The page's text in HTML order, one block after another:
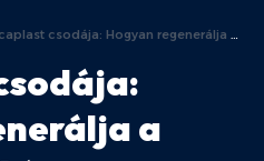
csodája: Hogyan regenerálja a bőröd, kortól és bőrtípustól függetlenül?
a